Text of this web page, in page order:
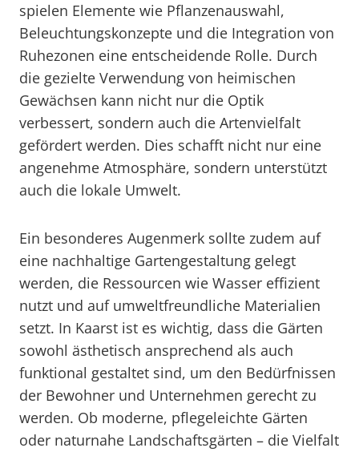
spielen Elemente wie Pflanzenauswahl,
Beleuchtungskonzepte und die Integration von
Ruhezonen eine entscheidende Rolle. Durch
die gezielte Verwendung von heimischen
Gewächsen kann nicht nur die Optik
verbessert, sondern auch die Artenvielfalt
gefördert werden. Dies schafft nicht nur eine
angenehme Atmosphäre, sondern unterstützt
auch die lokale Umwelt.
Ein besonderes Augenmerk sollte zudem auf
eine nachhaltige Gartengestaltung gelegt
werden, die Ressourcen wie Wasser effizient
nutzt und auf umweltfreundliche Materialien
setzt. In Kaarst ist es wichtig, dass die Gärten
sowohl ästhetisch ansprechend als auch
funktional gestaltet sind, um den Bedürfnissen
der Bewohner und Unternehmen gerecht zu
werden. Ob moderne, pflegeleichte Gärten
oder naturnahe Landschaftsgärten – die Vielfalt